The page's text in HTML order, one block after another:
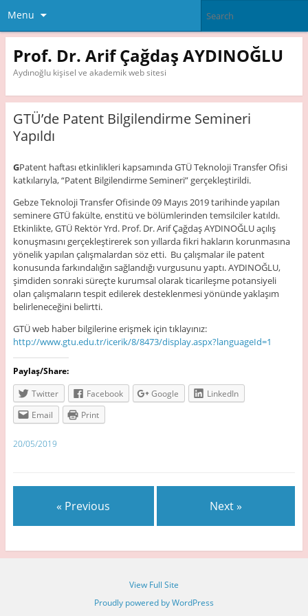
Menu
Prof. Dr. Arif Çağdaş AYDINOĞLU
Aydınoğlu kişisel ve akademik web sitesi
GTÜ’de Patent Bilgilendirme Semineri
Yapıldı
GPatent haftası etkinlikleri kapsamında GTÜ Teknoloji Transfer Ofisi
katkılarıyla, “Patent Bilgilendirme Semineri” gerçekleştirildi.
Gebze Teknoloji Transfer Ofisinde 09 Mayıs 2019 tarihinde yapılan
seminere GTÜ fakülte, enstitü ve bölümlerinden temsilciler katıldı.
Etkinlikte, GTÜ Rektör Yrd. Prof. Dr. Arif Çağdaş AYDINOĞLU açılış
konuşmasını gerçekleştirerek son yıllarda fikri hakların korunmasına
yönelik yapılan çalışmalardan söz etti. Bu çalışmalar ile patent
konusunda farkındalığın sağlandığı vurgusunu yaptı. AYDINOĞLU,
şimdiden sonraki süreçte kurumsal olarak ticarileşme potansiyeli
olan çalışmaların tespit edilerek desteklenmesi yönünde yaklaşım
belirleneceğini belirtti.
GTÜ web haber bilgilerine erişmek için tıklayınız:
http://www.gtu.edu.tr/icerik/8/8473/display.aspx?languageId=1
Paylaş/Share:
Twitter
Facebook Google
LinkedIn
Email
Print
20/05/2019
« Previous Next »
View Full Site
Proudly powered by WordPress